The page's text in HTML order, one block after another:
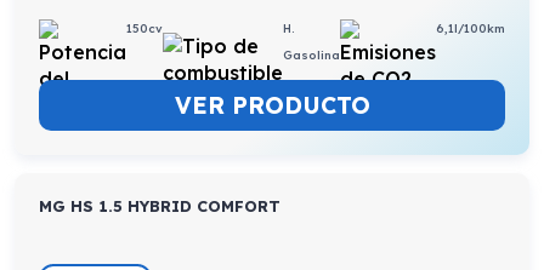
150cv
H.
Gasolina
6,1l/100km
VER PRODUCTO
MG HS 1.5 HYBRID COMFORT